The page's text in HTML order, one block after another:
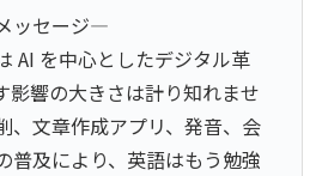
ッセージ―
AI を中心としたデジタル革
影響の大きさは計り知れませ
、文章作成アプリ、発音、会
普及により、英語はもう勉強